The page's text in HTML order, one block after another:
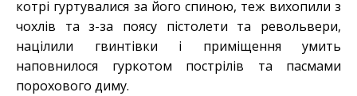
котрі гуртувалися за його спиною, теж вихопили з
чохлів та з-за поясу пістолети та револьвери,
націлили гвинтівки і приміщення умить
наповнилося гуркотом пострілів та пасмами
порохового диму.